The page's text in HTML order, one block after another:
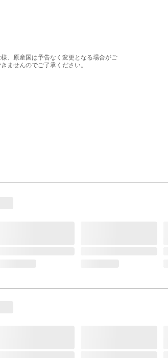
、原産国は予告なく変更となる場合がご
ませんのでご了承ください。